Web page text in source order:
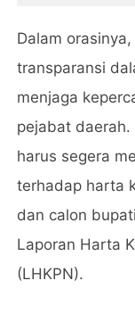
Dalam
transparansi
menjaga
pejabat daerah.
harus segera
terhadap harta
dan calon
Laporan Harta
(LHKPN).